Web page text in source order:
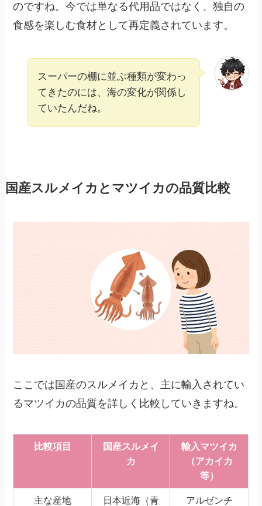
のですね。今では単なる代用品ではなく、独自の
食感を楽しむ食材として再定義されています。
スーパーの棚に並ぶ種類が変わっ
てきたのには、海の変化が関係し
ていたんだね。
国産スルメイカとマツイカの品質比較
ここでは国産のスルメイカと、主に輸入されてい
るマツイカの品質を詳しく比較していきますね。
比較項目
国産スルメイ
カ
輸入マツイカ
（アカイカ
等）
主な産地
日本近海（青
アルゼンチ